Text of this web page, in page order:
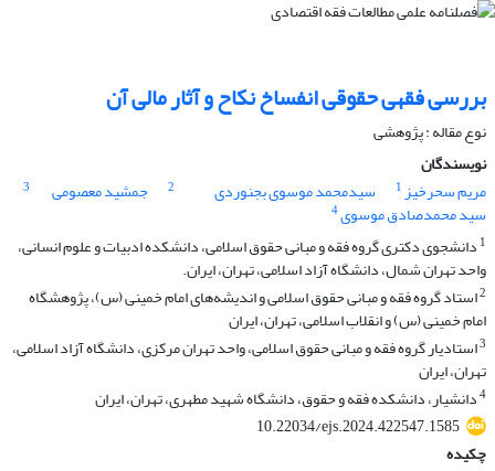
بررسی فقهی حقوقی انفساخ نکاح و آثار مالی آن
نوع مقاله : پژوهشی
نویسندگان
مریم سحرخیز1 سیدمحمد موسوی بجنوردی 2 جمشید معصومی 3
سید محمدصادق موسوی4
1 دانشجوی دکتری گروه فقه و مبانی حقوق اسلامی، دانشکده ادبیات و علوم انسانی،
واحد تهران شمال، دانشگاه آزاد اسلامی، تهران، ایران.
2استاد گروه فقه و مبانی حقوق اسلامی و اندیشه‌های امام خمینی (س)، پژوهشگاه
امام خمینی (س) و انقلاب اسلامی، تهران، ایران
3استادیار گروه فقه و مبانی حقوق اسلامی، واحد تهران مرکزی، دانشگاه آزاد اسلامی،
تهران، ایران
4دانشیار، دانشکده فقه و حقوق، دانشگاه شهید مطهری، تهران، ایران
10.22034/ejs.2024.422547.1585
چکیده